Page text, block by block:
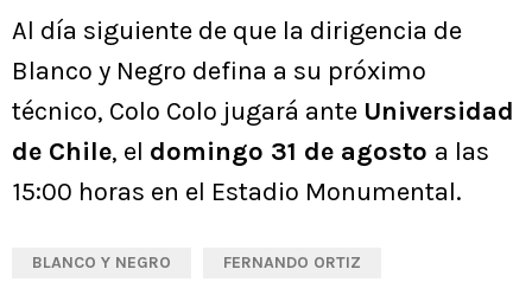
Al día siguiente de que la dirigencia de
Blanco y Negro defina a su próximo
técnico, Colo Colo jugará ante Universidad
de Chile, el domingo 31 de agosto a las
15:00 horas en el Estadio Monumental.
BLANCO Y NEGRO FERNANDO ORTIZ